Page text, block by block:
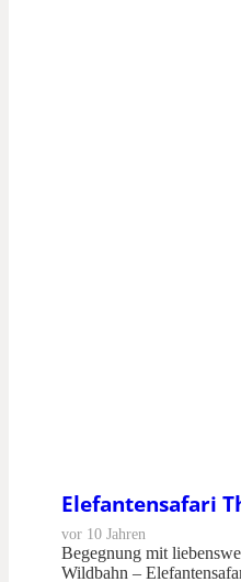
Elefantensafari
vor 10 Jahren
Begegnung mit
Wildbahn –